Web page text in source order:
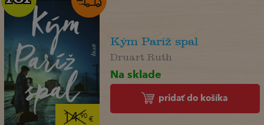
14,90€
Kým Paríž spal
Druart Ruth
Na sklade
pridať do košíka